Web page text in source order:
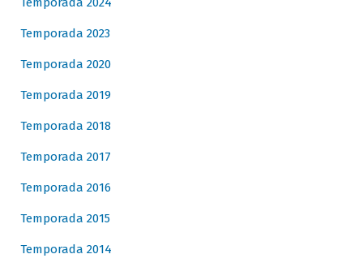
Temporada 2023
Temporada 2020
Temporada 2019
Temporada 2018
Temporada 2017
Temporada 2016
Temporada 2015
Temporada 2014